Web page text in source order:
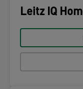
Leitz IQ